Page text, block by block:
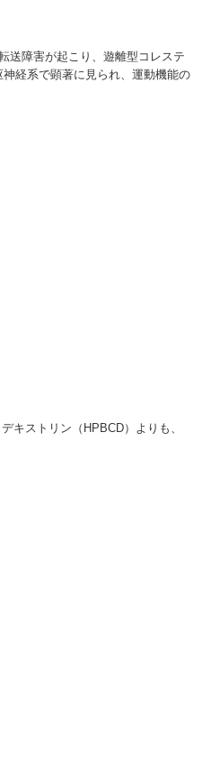
送障害が起こり、遊離型コレステ
経系で顕著に見られ、運動機能の
キストリン（HPBCD）よりも、